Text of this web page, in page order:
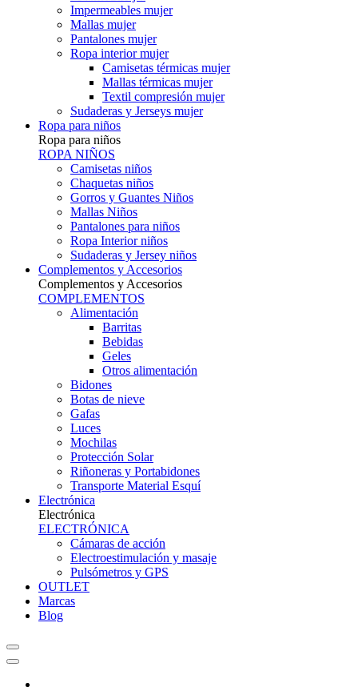
Impermeables mujer
Mallas mujer
Pantalones mujer
Ropa interior mujer
Camisetas térmicas mujer
Mallas térmicas mujer
Textil compresión mujer
Sudaderas y Jerseys mujer
Ropa para niños
Ropa para niños
ROPA NIÑOS
Camisetas niños
Chaquetas niños
Gorros y Guantes Niños
Mallas Niños
Pantalones para niños
Ropa Interior niños
Sudaderas y Jersey niños
Complementos y Accesorios
Complementos y Accesorios
COMPLEMENTOS
Alimentación
Barritas
Bebidas
Geles
Otros alimentación
Bidones
Botas de nieve
Gafas
Luces
Mochilas
Protección Solar
Riñoneras y Portabidones
Transporte Material Esquí
Electrónica
Electrónica
ELECTRÓNICA
Cámaras de acción
Electroestimulación y masaje
Pulsómetros y GPS
OUTLET
Marcas
Blog